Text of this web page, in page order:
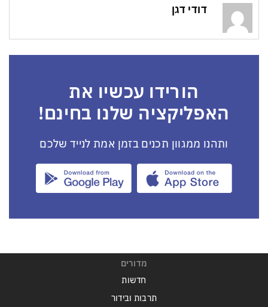
דודי דגן
הורידו עכשיו את
האפליקציה שלנו בחינם!
ותהנו ממגוון תכנים בזמן אמת לנייד שלכם
מדורים
חדשות
תרבות ובידור